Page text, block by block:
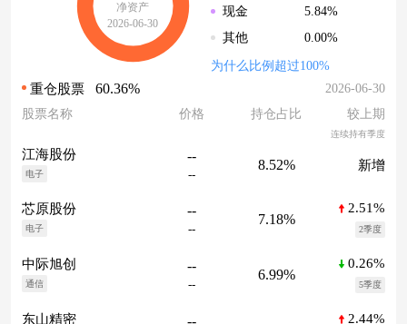
净资产
2026-06-30
现金
5.84%
其他
0.00%
为什么比例超过100%
重仓股票 60.36%
2026-06-30
股票名称
价格 持仓占比 较上期
连续持有季度
江海股份
电子
--
--
8.52% 新增
芯原股份
电子
--
--
7.18%
2.51%
2季度
中际旭创
通信
--
--
6.99%
0.26%
5季度
东山精密 -- 2.44%